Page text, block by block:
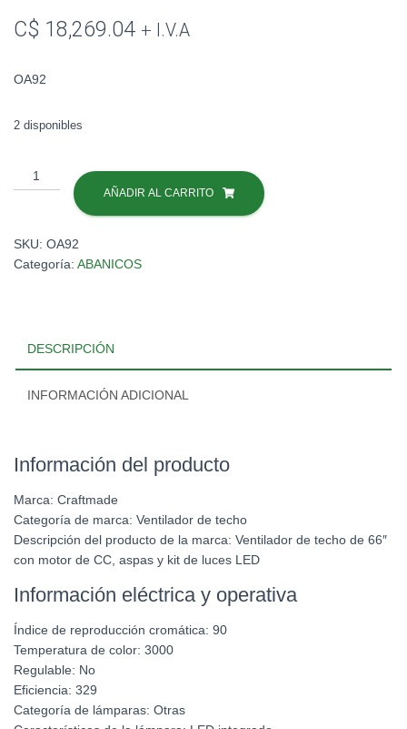
C$ 18,269.04 + I.V.A
OA92
2 disponibles
ABANICO
ZOOM
18W/1286LM/30K
8A
AÑADIR AL CARRITO
SKU: OA92
Categoría: ABANICOS
DESCRIPCIÓN
INFORMACIÓN ADICIONAL
Información del producto
Marca: Craftmade
Categoría de marca: Ventilador de techo
Descripción del producto de la marca: Ventilador de techo de 66″
con motor de CC, aspas y kit de luces LED
Información eléctrica y operativa
Índice de reproducción cromática: 90
Temperatura de color: 3000
Regulable: No
Eficiencia: 329
Categoría de lámparas: Otras